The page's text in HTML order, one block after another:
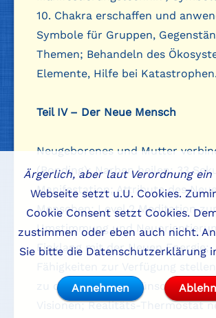
10. Chakra erschaffen und
Symbole für Gruppen,
Themen; Behandeln des
Elemente, Hilfe bei
Teil IV – Der Neue Mensch
Neugeborenes und Mutter
(Bonding); Narben heilen; 33
Manifestation; Attribute des
Menschen; Level 2 Meditation
Umstimmung und
Einklang mit der Neuen Energie;
Fähigkeiten zur Verfügung
zu den höchsten Wünschen,
Visionen; Realitäts-Thermostat
Ärgerlich, aber laut Verordnung ein
Webseite setzt u.U. Cookies.
Cookie Consent setzt Cookies.
zustimmen oder eben auch nicht.
Sie bitte die Datenschutzerklärung
Annehmen